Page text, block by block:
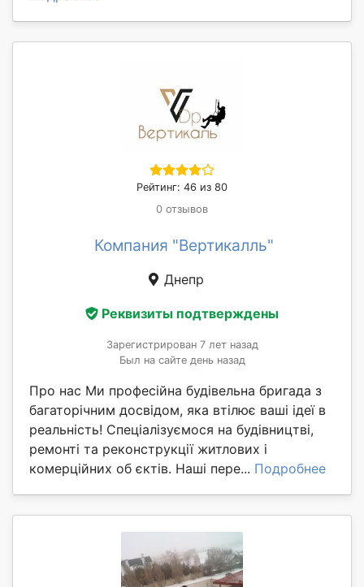
Рейтинг: 46 из 80
0 отзывов
Компания "Вертикалль"
Днепр
Реквизиты подтверждены
Зарегистрирован 7 лет назад
Был на сайте день назад
Про нас Ми професійна будівельна бригада з
багаторічним досвідом, яка втілює ваші ідеї в
реальність! Спеціалізуємося на будівництві,
ремонті та реконструкції житлових і
комерційних об єктів. Наші пере... Подробнее